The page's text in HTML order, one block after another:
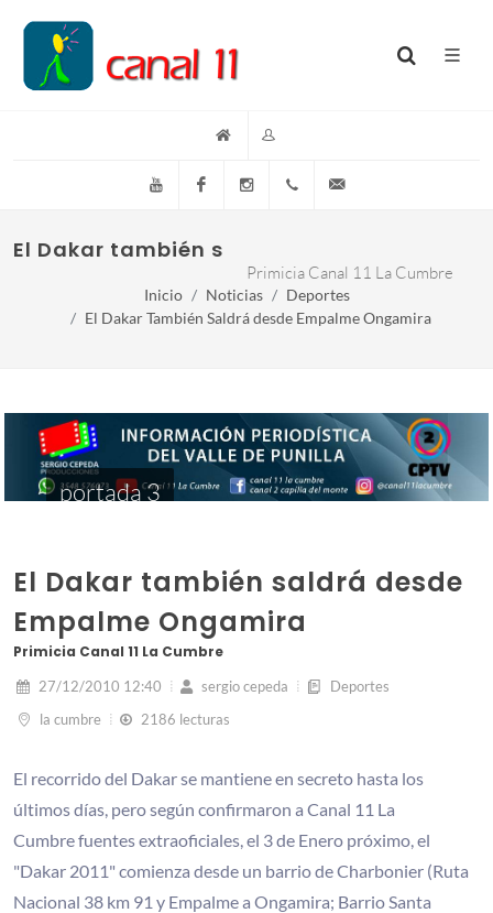
YouTube FacebookInstagram(+54)(9)3548-576073
El Dakar también saldrá desde Empalme
Primicia Canal 11 La Cumbre
Inicio Noticias
Deportes
El Dakar También Saldrá desde Empalme Ongamira
portada 3
El Dakar también saldrá desde
Empalme Ongamira
Primicia Canal 11 La Cumbre
27/12/2010 12:40 sergio cepeda
Deportes
la cumbre
2186 lecturas
El recorrido del Dakar se mantiene en secreto hasta los
últimos días, pero según confirmaron a Canal 11 La
Cumbre fuentes extraoficiales, el 3 de Enero próximo, el
"Dakar 2011" comienza desde un barrio de Charbonier (Ruta
Nacional 38 km 91 y Empalme a Ongamira; Barrio Santa